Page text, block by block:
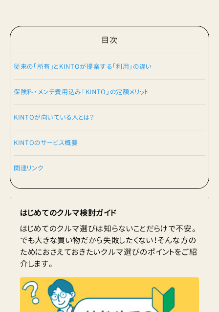
目次
従来の「所有」とKINTOが提案する「利用」の違い
保険料・メンテ費用込み「KINTO」の定額メリット
KINTOが向いている人とは？
KINTOのサービス概要
関連リンク
はじめてのクルマ検討ガイド
はじめてのクルマ選びは知らないことだらけで不安。
でも大きな買い物だから失敗したくない！そんな方の
ためにおさえておきたいクルマ選びのポイントをご紹
介します。